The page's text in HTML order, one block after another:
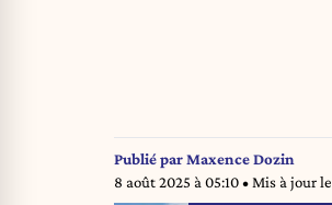
Publié parMaxence Dozin
8 août 2025 à 05:10• Mis à jour le